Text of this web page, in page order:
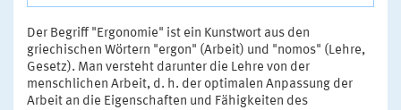
Der Begriff "Ergonomie" ist ein Kunstwort aus den
griechischen Wörtern "ergon" (Arbeit) und "nomos" (Lehre,
Gesetz). Man versteht darunter die Lehre von der
menschlichen Arbeit, d. h. der optimalen Anpassung der
Arbeit an die Eigenschaften und Fähigkeiten des